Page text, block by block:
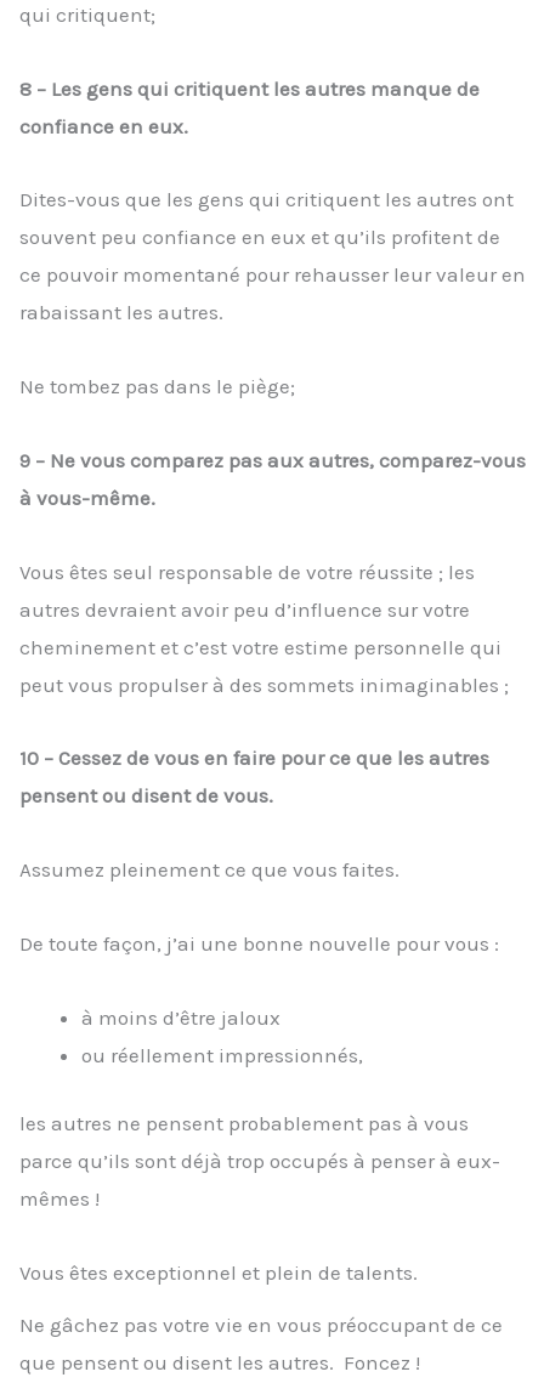
qui critiquent;
8 – Les gens qui critiquent les autres manque de
confiance en eux.
Dites-vous que les gens qui critiquent les autres ont
souvent peu confiance en eux et qu’ils profitent de
ce pouvoir momentané pour rehausser leur valeur en
rabaissant les autres.
Ne tombez pas dans le piège;
9 – Ne vous comparez pas aux autres, comparez-vous
à vous-même.
Vous êtes seul responsable de votre réussite ; les
autres devraient avoir peu d’influence sur votre
cheminement et c’est votre estime personnelle qui
peut vous propulser à des sommets inimaginables ;
10 – Cessez de vous en faire pour ce que les autres
pensent ou disent de vous.
Assumez pleinement ce que vous faites.
De toute façon, j’ai une bonne nouvelle pour vous :
à moins d’être jaloux
ou réellement impressionnés,
les autres ne pensent probablement pas à vous
parce qu’ils sont déjà trop occupés à penser à eux-
mêmes !
Vous êtes exceptionnel et plein de talents.
Ne gâchez pas votre vie en vous préoccupant de ce
que pensent ou disent les autres. Foncez !